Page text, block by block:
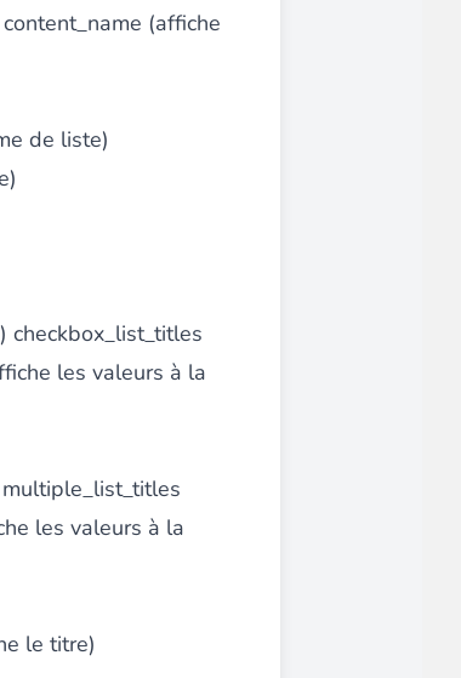
(affiche
de liste)
checkbox_list_titles
les valeurs à la
les valeurs à la
le titre)